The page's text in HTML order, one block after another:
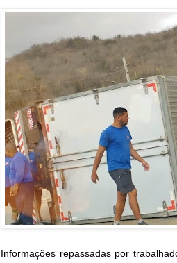
Informações repassadas por